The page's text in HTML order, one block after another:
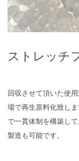
ストレッチ
回収させて頂いた使
場で再生原料化致し
で一貫体制を構築し
製造も可能です。